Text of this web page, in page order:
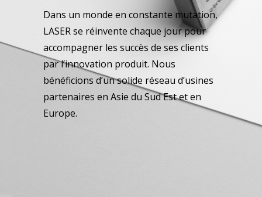
Dans un monde en constante mutation,
LASER se réinvente chaque jour pour
accompagner les succès de ses clients
par l’innovation produit. Nous
bénéficions d’un solide réseau d’usines
partenaires en Asie du Sud Est et en
Europe.